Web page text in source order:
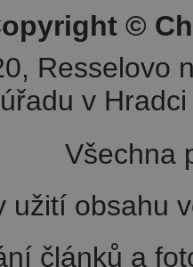
©
Resselovo
v
Všechna
užití obsahu
článků a